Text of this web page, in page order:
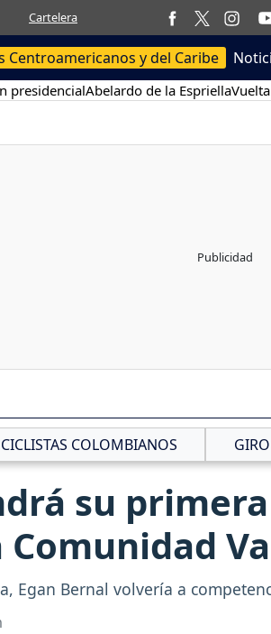
Cartelera
Centroamericanos y del Caribe
presidencialAbelardo de la Espriella
CICLISTAS COLOMBIANOS
su
Comunidad
Egan Bernal volvería a